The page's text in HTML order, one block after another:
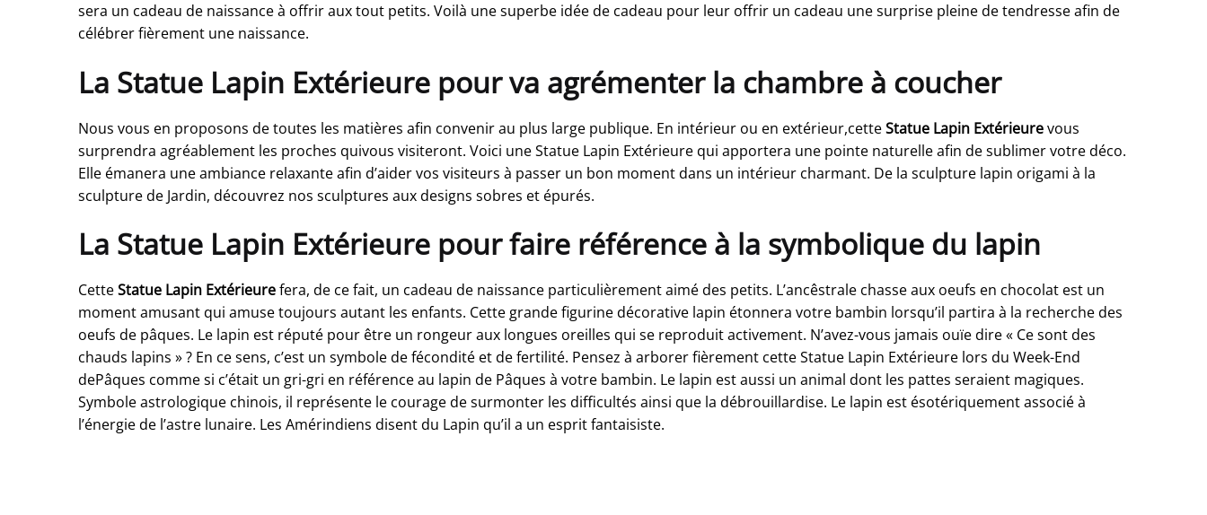
sera un cadeau de naissance à offrir aux tout petits. Voilà une superbe idée de cadeau pour leur offrir un cadeau une surprise pleine de tendresse afin de
célébrer fièrement une naissance.
La Statue Lapin Extérieure pour va agrémenter la chambre à coucher
Nous vous en proposons de toutes les matières afin convenir au plus large publique. En intérieur ou en extérieur,cetteStatue Lapin Extérieurevous
surprendra agréablement les proches quivous visiteront. Voici une Statue Lapin Extérieure qui apportera une pointe naturelle afin de sublimer votre déco.
Elle émanera une ambiance relaxante afin d’aider vos visiteurs à passer un bon moment dans un intérieur charmant. De la sculpture lapin origami à la
sculpture de Jardin, découvrez nos sculptures aux designs sobres et épurés.
La Statue Lapin Extérieure pour faire référence à la symbolique du lapin
CetteStatue Lapin Extérieurefera, de ce fait, un cadeau de naissance particulièrement aimé des petits. L’ancêstrale chasse aux oeufs en chocolat est un
moment amusant qui amuse toujours autant les enfants. Cette grande figurine décorative lapin étonnera votre bambin lorsqu’il partira à la recherche des
oeufs de pâques. Le lapin est réputé pour être un rongeur aux longues oreilles qui se reproduit activement. N’avez-vous jamais ouïe dire « Ce sont des
chauds lapins » ? En ce sens, c’est un symbole de fécondité et de fertilité. Pensez à arborer fièrement cette Statue Lapin Extérieure lors du Week-End
dePâques comme si c’était un gri-gri en référence au lapin de Pâques à votre bambin. Le lapin est aussi un animal dont les pattes seraient magiques.
Symbole astrologique chinois, il représente le courage de surmonter les difficultés ainsi que la débrouillardise. Le lapin est ésotériquement associé à
l’énergie de l’astre lunaire. Les Amérindiens disent du Lapin qu’il a un esprit fantaisiste.